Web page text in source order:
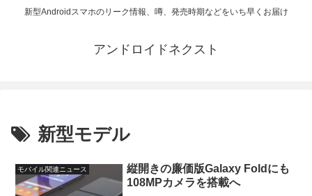
新型Androidスマホのリーク情報、噂、発売時期などをいち早くお届け
アンドロイドネクスト
新型モデル
モバイル関連ニュース
縦開きの廉価版Galaxy Foldにも
108MPカメラを搭載へ